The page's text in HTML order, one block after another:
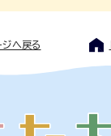
へ戻る